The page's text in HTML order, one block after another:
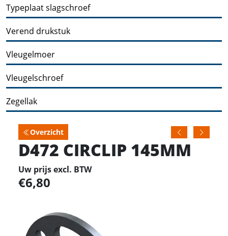
Typeplaat slagschroef
Verend drukstuk
Vleugelmoer
Vleugelschroef
Zegellak
Overzicht
D472 CIRCLIP 145MM
Uw prijs excl. BTW
6,80